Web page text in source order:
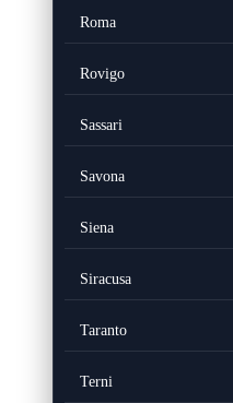
Roma
Rovigo
Sassari
Savona
Siena
Siracusa
Taranto
Terni